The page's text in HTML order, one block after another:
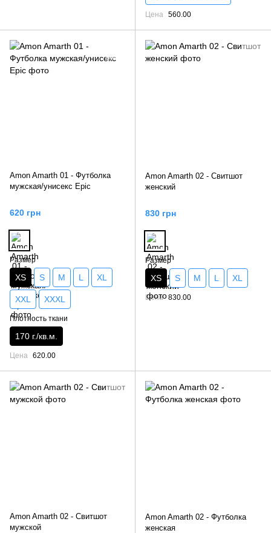
Цена 560.00
Amon Amarth 01 - Футболка
мужская/унисекс Epic
620 грн
Размер
XS S M L XL
XXL XXXL
Плотность ткани
170 г./кв.м.
Цена 620.00
Amon Amarth 02 - Свитшот
женский
830 грн
Размер
XS S M L XL
Цена 830.00
Amon Amarth 02 - Свитшот
мужской
Amon Amarth 02 - Футболка
женская